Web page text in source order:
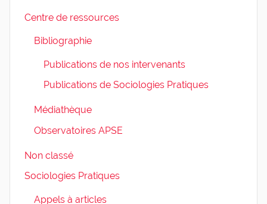
Centre de ressources
Bibliographie
Publications de nos intervenants
Publications de Sociologies Pratiques
Médiathèque
Observatoires APSE
Non classé
Sociologies Pratiques
Appels à articles